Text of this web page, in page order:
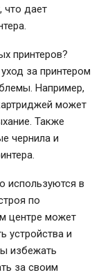
что дает
принтеров?
за принтером
Например,
может
Также
чернила и
используются в
по
центре может
устройства и
избежать
за своим